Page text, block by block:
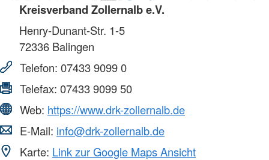
Kreisverband Zollernalb e.V.
Henry-Dunant-Str. 1-5
72336 Balingen
Telefon: 07433 9099 0
Telefax: 07433 9099 50
Web: https://www.drk-zollernalb.de
E-Mail: info@drk-zollernalb.de
Karte: Link zur Google Maps Ansicht